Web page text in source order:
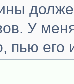
У
пью его